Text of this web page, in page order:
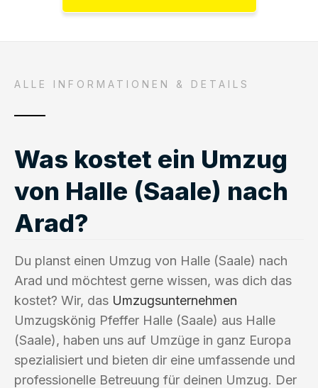
ALLE INFORMATIONEN & DETAILS
Was kostet ein Umzug
von Halle (Saale) nach
Arad?
Du planst einen Umzug von Halle (Saale) nach
Arad und möchtest gerne wissen, was dich das
kostet? Wir, das Umzugsunternehmen
Umzugskönig Pfeffer Halle (Saale) aus Halle
(Saale), haben uns auf Umzüge in ganz Europa
spezialisiert und bieten dir eine umfassende und
professionelle Betreuung für deinen Umzug. Der